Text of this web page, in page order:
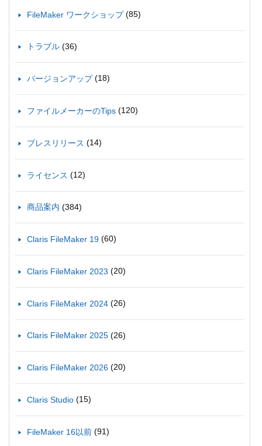
FileMaker ワークショップ(85)
トラブル (36)
バージョンアップ(18)
ファイルメーカーのTips (120)
プレスリリース (14)
ライセンス (12)
商品案内 (384)
Claris FileMaker 19 (60)
Claris FileMaker 2023 (20)
Claris FileMaker 2024 (26)
Claris FileMaker 2025 (26)
Claris FileMaker 2026 (20)
Claris Studio (15)
FileMaker 16以前 (91)